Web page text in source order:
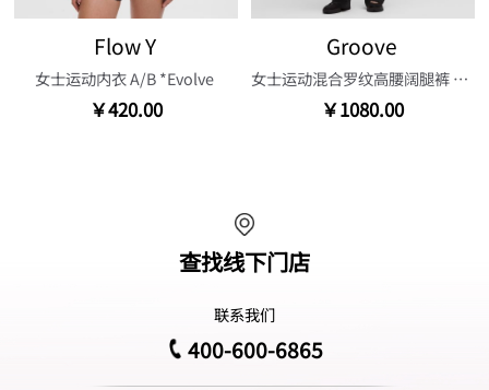
Flow Y
女士运动内衣 A/B *Evolve
￥420.00
Groove
女士运动混合罗纹高腰阔腿裤 30.5"
￥1080.00
查找线下门店
联系我们
400-600-6865